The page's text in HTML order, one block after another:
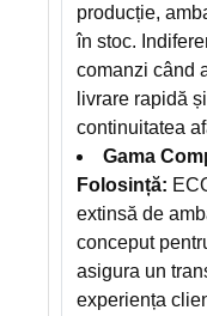
producție,
în stoc.
comanzi când
livrare rapidă
continuitatea
Gama
Folosință:
extinsă de
conceput
asigura un
experiența